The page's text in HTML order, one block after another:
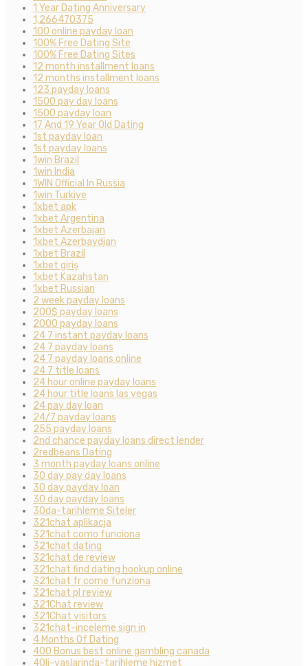
1 Year Dating Anniversary
1,266470375
100 online payday loan
100% Free Dating Site
100% Free Dating Sites
12 month installment loans
12 months installment loans
123 payday loans
1500 pay day loans
1500 payday loan
17 And 19 Year Old Dating
1st payday loan
1st payday loans
1win Brazil
1win India
1WIN Official In Russia
1win Turkiye
1xbet apk
1xbet Argentina
1xbet Azerbajan
1xbet Azerbaydjan
1xbet Brazil
1xbet giriş
1xbet Kazahstan
1xbet Russian
2 week payday loans
200$ payday loans
2000 payday loans
24 7 instant payday loans
24 7 payday loans
24 7 payday loans online
24 7 title loans
24 hour online payday loans
24 hour title loans las vegas
24 pay day loan
24/7 payday loans
255 payday loans
2nd chance payday loans direct lender
2redbeans Dating
3 month payday loans online
30 day pay day loans
30 day payday loan
30 day payday loans
30da-tarihleme Siteler
321chat aplikacja
321chat como funciona
321chat dating
321chat de review
321chat find dating hookup online
321chat fr come funziona
321chat pl review
321Chat review
321Chat visitors
321chat-inceleme sign in
4 Months Of Dating
400 Bonus best online gambling canada
40li-yaslarinda-tarihleme hizmet